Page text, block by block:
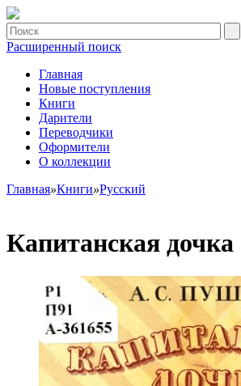
Расширенный поиск
Главная
Новые поступления
Книги
Дарители
Переводчики
Оформители
О коллекции
Главная»Книги»Русский
Капитанская дочка